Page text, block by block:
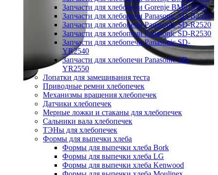
Запчасти для хлебопечи Gorenje BM910WII
Запчасти для хлебопечи Panasonic SD-B2510
Запчасти для хлебопечи Panasonic SD-R2520
Запчасти для хлебопечи Panasonic SD-R2530
Запчасти для хлебопечи Panasonic SD-
YR2540
Запчасти для хлебопечи Panasonic SD-
YR2550
Лопатки для замешивания теста
Приводные ремни хлебопечек
Механизмы вращения хлебопечек
Датчики хлебопечек
Мерные ложки и стаканы для хлебопечек
Сальники вала хлебопечек
ТЭНы для хлебопечек
Формы для выпечки хлеба
Формы для выпечки хлеба Bork
Формы для выпечки хлеба LG
Формы для выпечки хлеба Kenwood